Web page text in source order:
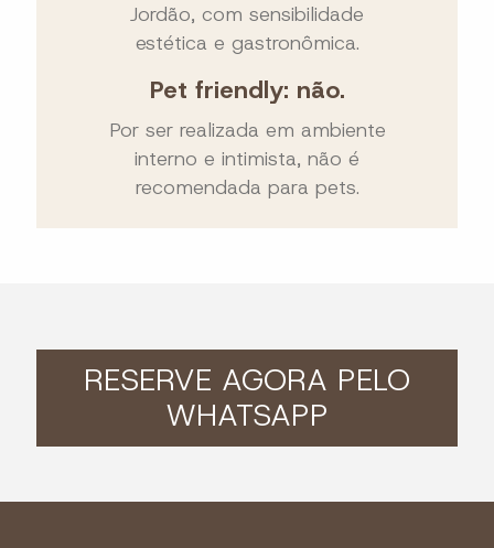
Jordão, com sensibilidade
estética e gastronômica.
Pet friendly: não.
Por ser realizada em ambiente
interno e intimista, não é
recomendada para pets.
RESERVE AGORA PELO
WHATSAPP